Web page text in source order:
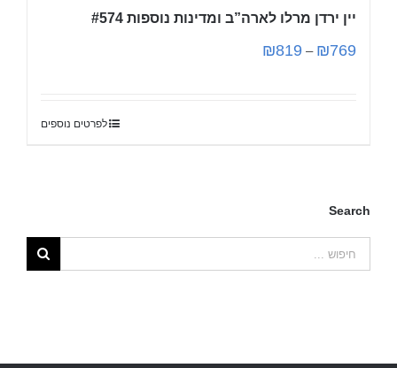
יין ירדן מרלו לארה”ב ומדינות נוספות #574
₪769
–
₪819
לפרטים נוספים
Search